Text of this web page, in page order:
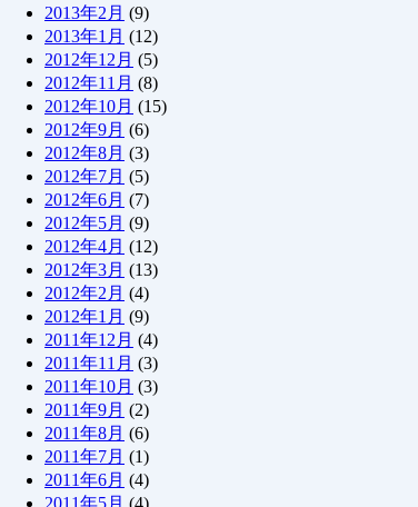
2013年2月 (9)
2013年1月 (12)
2012年12月 (5)
2012年11月 (8)
2012年10月 (15)
2012年9月 (6)
2012年8月 (3)
2012年7月 (5)
2012年6月 (7)
2012年5月 (9)
2012年4月 (12)
2012年3月 (13)
2012年2月 (4)
2012年1月 (9)
2011年12月 (4)
2011年11月 (3)
2011年10月 (3)
2011年9月 (2)
2011年8月 (6)
2011年7月 (1)
2011年6月 (4)
2011年5月 (4)